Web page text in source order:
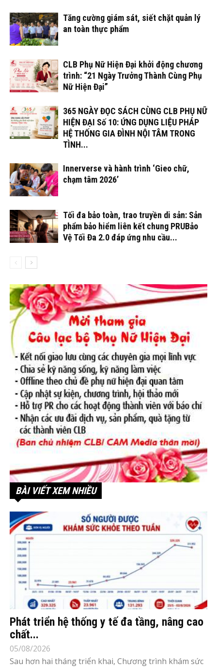
Tăng cường giám sát, siết chặt quản lý
an toàn thực phẩm
CLB Phụ Nữ Hiện Đại khởi động chương
trình: “21 Ngày Trưởng Thành Cùng Phụ
Nữ Hiện Đại”
365 NGÀY ĐỌC SÁCH CÙNG CLB PHỤ NỮ
HIỆN ĐẠI Số 10: ỨNG DỤNG LIỆU PHÁP
HỆ THỐNG GIA ĐÌNH NỘI TÂM TRONG
TÌNH...
Innerverse và hành trình ‘Gieo chữ,
chạm tâm 2026’
Tối đa bảo toàn, trao truyền di sản: Sản
phẩm bảo hiểm liên kết chung PRUBảo
Vệ Tối Đa 2.0 đáp ứng nhu cầu...
BÀI VIẾT XEM NHIỀU
Phát triển hệ thống y tế đa tầng, nâng cao
chất...
05/08/2026
Sau hơn hai tháng triển khai, Chương trình khám sức